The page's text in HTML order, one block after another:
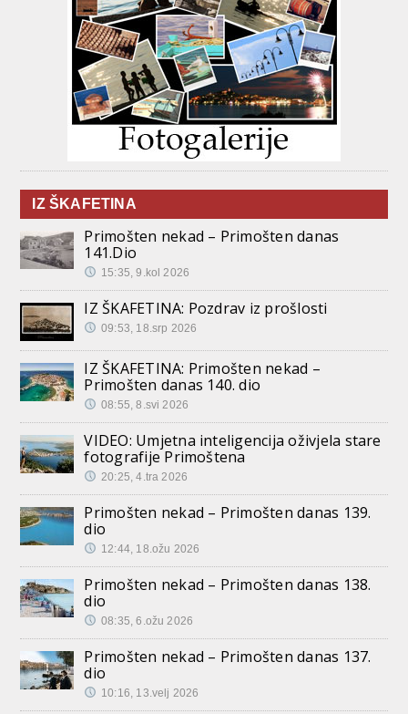
IZ ŠKAFETINA
Primošten nekad – Primošten danas
141.Dio
15:35, 9.kol 2026
IZ ŠKAFETINA: Pozdrav iz prošlosti
09:53, 18.srp 2026
IZ ŠKAFETINA: Primošten nekad –
Primošten danas 140. dio
08:55, 8.svi 2026
VIDEO: Umjetna inteligencija oživjela stare
fotografije Primoštena
20:25, 4.tra 2026
Primošten nekad – Primošten danas 139.
dio
12:44, 18.ožu 2026
Primošten nekad – Primošten danas 138.
dio
08:35, 6.ožu 2026
Primošten nekad – Primošten danas 137.
dio
10:16, 13.velj 2026